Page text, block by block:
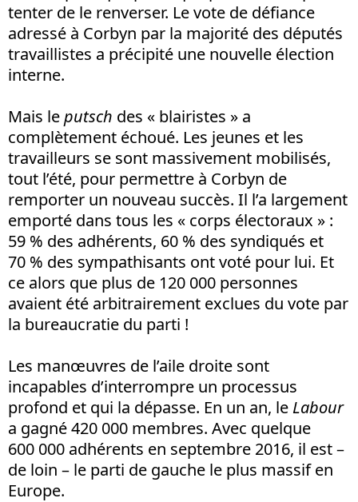
tenter de le renverser. Le vote de défiance
adressé à Corbyn par la majorité des députés
travaillistes a précipité une nouvelle élection
interne.
Mais leputsch des « blairistes » a
complètement échoué. Les jeunes et les
travailleurs se sont massivement mobilisés,
tout l’été, pour permettre à Corbyn de
remporter un nouveau succès. Il l’a largement
emporté dans tous les « corps électoraux » :
59 % des adhérents, 60 % des syndiqués et
70 % des sympathisants ont voté pour lui. Et
ce alors que plus de 120 000 personnes
avaient été arbitrairement exclues du vote par
la bureaucratie du parti !
Les manœuvres de l’aile droite sont
incapables d’interrompre un processus
profond et qui la dépasse. En un an, le Labour
a gagné 420 000 membres. Avec quelque
600 000 adhérents en septembre 2016, il est –
de loin – le parti de gauche le plus massif en
Europe.